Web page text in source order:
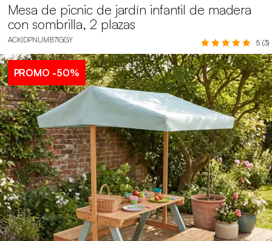
Mesa de picnic de jardín infantil de madera
con sombrilla, 2 plazas
ACKIDPNUMB71GGY 5 (3)
PROMO -50%